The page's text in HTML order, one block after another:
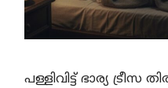
പള്ളിവിട്ട് ഭാര്യ ട്രീസ